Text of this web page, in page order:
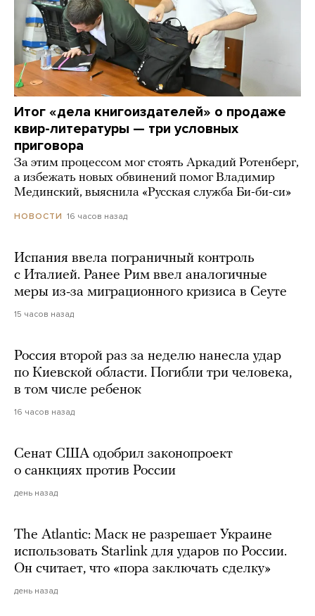
Итог «дела книгоиздателей» о продаже
квир-литературы — три условных
приговора
За этим процессом мог стоять Аркадий Ротенберг,
а избежать новых обвинений помог Владимир
Мединский, выяснила «Русская служба Би-би-си»
НОВОСТИ 16 часов назад
Испания ввела пограничный контроль
с Италией. Ранее Рим ввел аналогичные
меры из-за миграционного кризиса в Сеуте
15 часов назад
Россия второй раз за неделю нанесла удар
по Киевской области. Погибли три человека,
в том числе ребенок
16 часов назад
Сенат США одобрил законопроект
о санкциях против России
день назад
The Atlantic: Маск не разрешает Украине
использовать Starlink для ударов по России.
Он считает, что «пора заключать сделку»
день назад